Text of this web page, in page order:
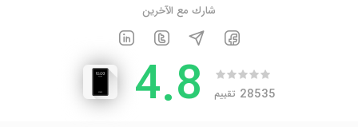
شارك مع الآخرين
28535 تقييم 4.8